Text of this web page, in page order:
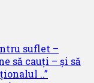
suflet –
să cauți – și să
..”